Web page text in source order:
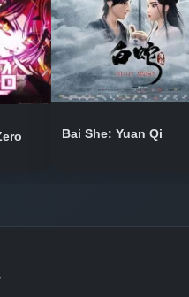
Bai She: Yuan Qi